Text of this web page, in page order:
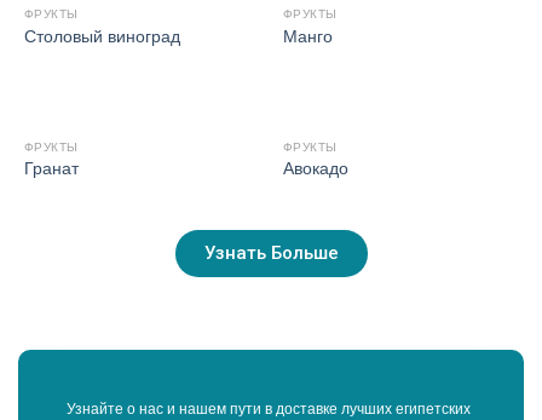
ФРУКТЫ
Столовый виноград
ФРУКТЫ
Манго
ФРУКТЫ
Гранат
ФРУКТЫ
Авокадо
Узнать Больше
Узнайте о нас и нашем пути в доставке лучших египетских